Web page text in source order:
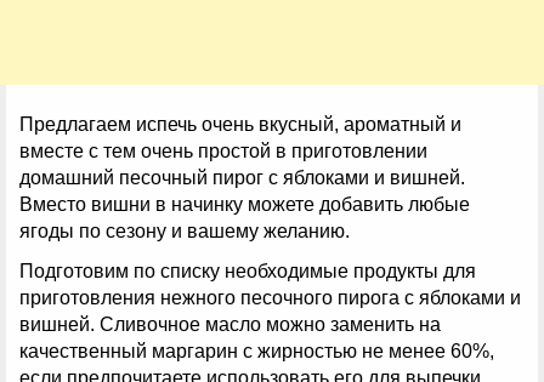
Предлагаем испечь очень вкусный, ароматный и
вместе с тем очень простой в приготовлении
домашний песочный пирог с яблоками и вишней.
Вместо вишни в начинку можете добавить любые
ягоды по сезону и вашему желанию.
Подготовим по списку необходимые продукты для
приготовления нежного песочного пирога с яблоками и
вишней. Сливочное масло можно заменить на
качественный маргарин с жирностью не менее 60%,